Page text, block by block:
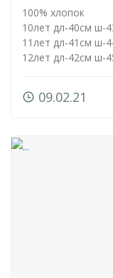
100% хлопок
10лет дл-40см ш-
11лет дл-41см ш-
12лет дл-42см ш-
09.02.21